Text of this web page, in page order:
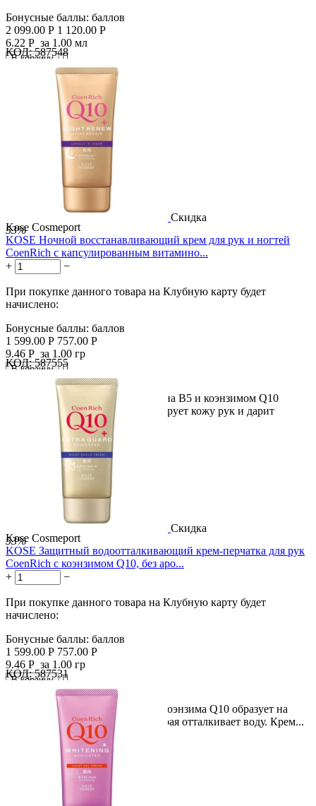
Бонусные баллы: баллов
2 099.00 Р 1 120.00 Р
6.22 Р за 1.00 мл
В корзину

КОД: 587548
Скидка
53%
Kose Cosmeport
KOSE Ночной восстанавливающий крем для рук и ногтей
CoenRich с капсулированным витамино...
+
−
При покупке данного товара на Клубную карту будет
начислено:
Бонусные баллы: баллов
1 599.00 Р 757.00 Р
9.46 Р за 1.00 гр
В корзину

Густой крем с капсулами витамина В5 и коэнзимом Q10
интенсивно увлажняет, регенирирует кожу рук и дарит
молодость,...
КОД: 587555
Скидка
53%
Kose Cosmeport
KOSE Защитный водоотталкивающий крем-перчатка для рук
CoenRich с коэнзимом Q10, без аро...
+
−
При покупке данного товара на Клубную карту будет
начислено:
Бонусные баллы: баллов
1 599.00 Р 757.00 Р
9.46 Р за 1.00 гр
В корзину

Лёгкий крем с микрокапсулами коэнзима Q10 образует на
коже рук защитную плёнку, которая отталкивает воду. Крем...
КОД: 587531